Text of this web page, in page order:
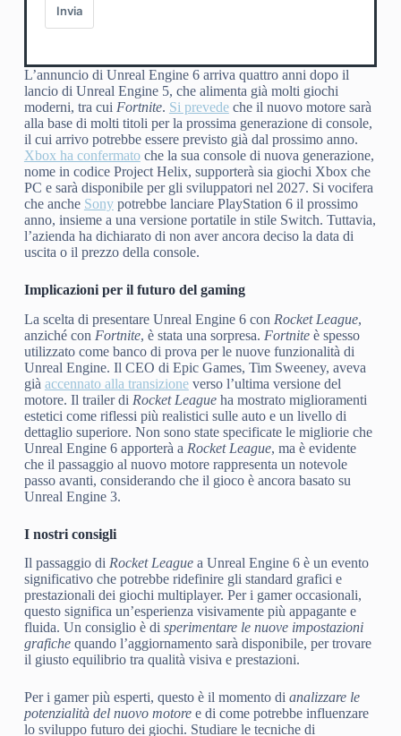
Invia
L’annuncio di Unreal Engine 6 arriva quattro anni dopo il
lancio di Unreal Engine 5, che alimenta già molti giochi
moderni, tra cui Fortnite. Si prevedeche il nuovo motore sarà
alla base di molti titoli per la prossima generazione di console,
il cui arrivo potrebbe essere previsto già dal prossimo anno.
Xbox ha confermatoche la sua console di nuova generazione,
nome in codice Project Helix, supporterà sia giochi Xbox che
PC e sarà disponibile per gli sviluppatori nel 2027. Si vocifera
che anche Sonypotrebbe lanciare PlayStation 6 il prossimo
anno, insieme a una versione portatile in stile Switch. Tuttavia,
l’azienda ha dichiarato di non aver ancora deciso la data di
uscita o il prezzo della console.
Implicazioni per il futuro del gaming
La scelta di presentare Unreal Engine 6 con Rocket League,
anziché con Fortnite, è stata una sorpresa. Fortniteè spesso
utilizzato come banco di prova per le nuove funzionalità di
Unreal Engine. Il CEO di Epic Games, Tim Sweeney, aveva
già accennato alla transizioneverso l’ultima versione del
motore. Il trailer di Rocket Leagueha mostrato miglioramenti
estetici come riflessi più realistici sulle auto e un livello di
dettaglio superiore. Non sono state specificate le migliorie che
Unreal Engine 6 apporterà a Rocket League, ma è evidente
che il passaggio al nuovo motore rappresenta un notevole
passo avanti, considerando che il gioco è ancora basato su
Unreal Engine 3.
I nostri consigli
Il passaggio di Rocket Leaguea Unreal Engine 6 è un evento
significativo che potrebbe ridefinire gli standard grafici e
prestazionali dei giochi multiplayer. Per i gamer occasionali,
questo significa un’esperienza visivamente più appagante e
fluida. Un consiglio è di sperimentare le nuove impostazioni
grafichequando l’aggiornamento sarà disponibile, per trovare
il giusto equilibrio tra qualità visiva e prestazioni.
Per i gamer più esperti, questo è il momento di analizzare le
potenzialità del nuovo motoree di come potrebbe influenzare
lo sviluppo futuro dei giochi. Studiare le tecniche di